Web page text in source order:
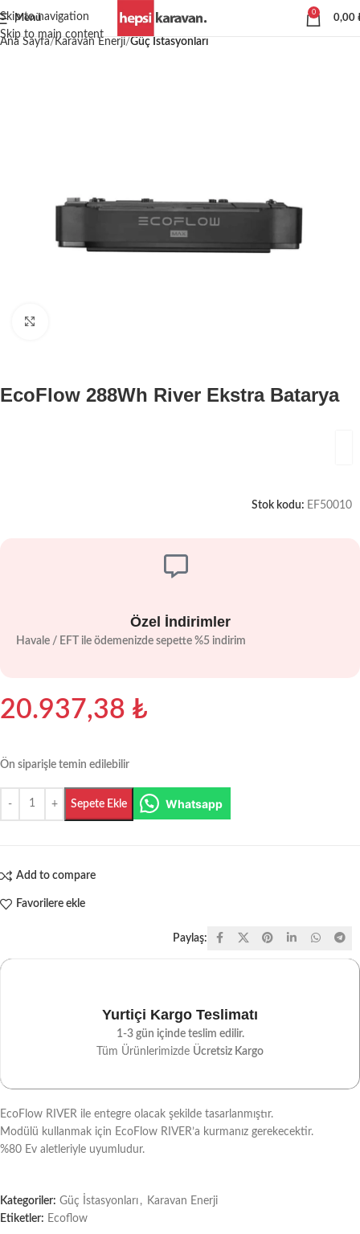
Skip to navigation
Skip to main content
Menü
0
0,00
Ana Sayfa Karavan Enerji Güç İstasyonları
EcoFlow 288Wh River Ekstra Batarya
Stok kodu: EF50010
Özel İndirimler
Havale / EFT ile ödemenizde sepette %5 indirim
20.937,38 ₺
Ön siparişle temin edilebilir
Sepete Ekle Whatsapp
Add to compare
Favorilere ekle
Paylaş:
Yurtiçi Kargo Teslimatı
1-3 gün içinde teslim edilir.
Tüm Ürünlerimizde Ücretsiz Kargo
EcoFlow RIVER ile entegre olacak şekilde tasarlanmıştır.
Modülü kullanmak için EcoFlow RIVER’a kurmanız gerekecektir.
%80 Ev aletleriyle uyumludur.
Kategoriler: Güç İstasyonları , Karavan Enerji
Etiketler: Ecoflow